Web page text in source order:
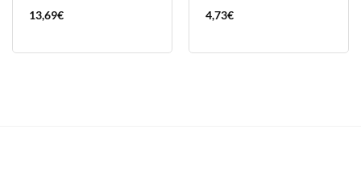
13,69€ 4,73€